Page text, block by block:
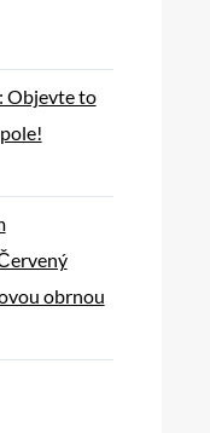
Objevte to
obrnou